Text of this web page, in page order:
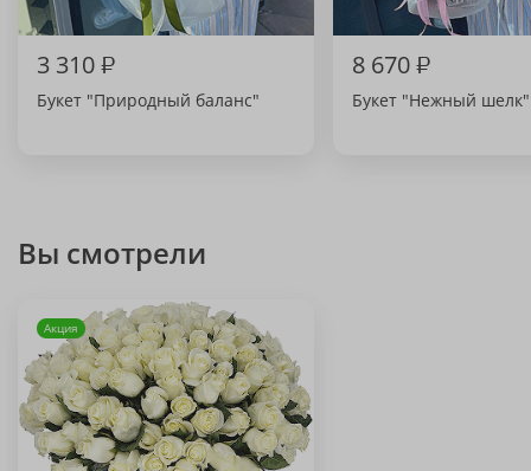
3 310₽
Букет "Природный баланс"
8 670₽
Букет "Нежный шелк"
Вы смотрели
Акция